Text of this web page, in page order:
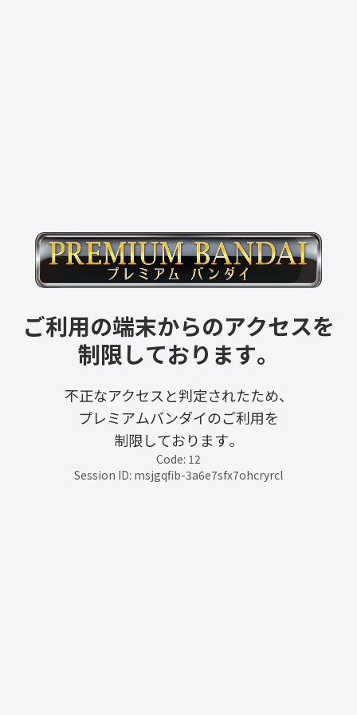
ご利用の端末からのアクセスを
制限しております。
不正なアクセスと判定されたため、
プレミアムバンダイのご利用を
制限しております。
Code: 12
Session ID: msjgqfib-3a6e7sfx7ohcryrcl